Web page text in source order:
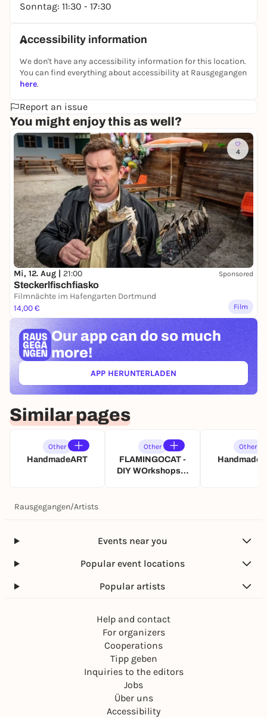
Sonntag: 11:30 - 17:30
Accessibility information
We don't have any accessibility information for this location.
You can find everything about accessibility at Rausgegangen
here.
Report an issue
You might enjoy this as well?
4
Mi, 12. Aug | 21:00 Sponsored
Steckerlfischfiasko
Filmnächte im Hafengarten Dortmund
14,00 €
Film
Our app can do so much
more!
APP HERUNTERLADEN(ÖFFNET IN NEUEM TAB)
Similar pages
Other
HandmadeART
Other
FLAMINGOCAT -
DIY WOrkshops &
Other
Rausgegangen/Artists
Events near you
Popular event locations
Popular artists
Help and contact
For organizers
Cooperations
Tipp geben
Inquiries to the editors
Jobs
Über uns
Accessibility